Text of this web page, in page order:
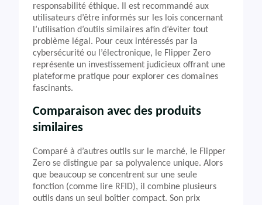
responsabilité éthique. Il est recommandé aux
utilisateurs d’être informés sur les lois concernant
l’utilisation d’outils similaires afin d’éviter tout
problème légal. Pour ceux intéressés par la
cybersécurité ou l’électronique, le Flipper Zero
représente un investissement judicieux offrant une
plateforme pratique pour explorer ces domaines
fascinants.
Comparaison avec des produits
similaires
Comparé à d’autres outils sur le marché, le Flipper
Zero se distingue par sa polyvalence unique. Alors
que beaucoup se concentrent sur une seule
fonction (comme lire RFID), il combine plusieurs
outils dans un seul boîtier compact. Son prix